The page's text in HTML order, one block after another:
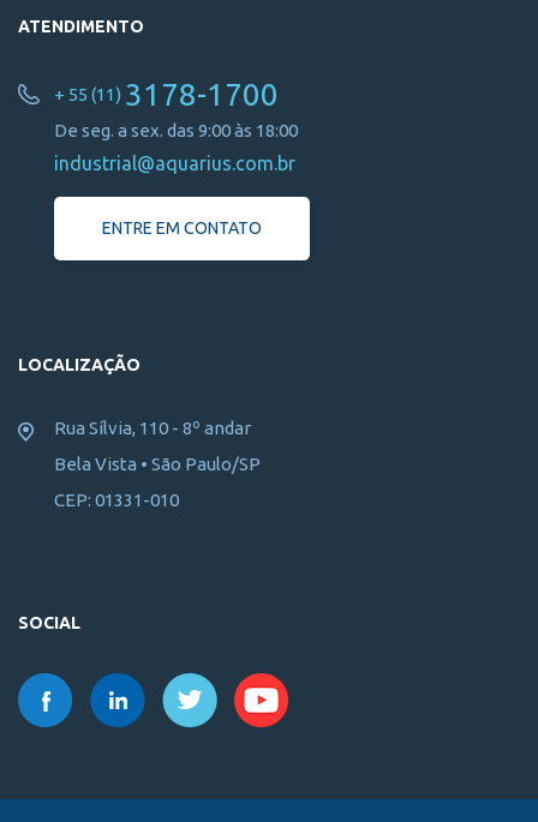
ATENDIMENTO
+ 55 (11) 3178-1700
De seg. a sex. das 9:00 às 18:00
industrial@aquarius.com.br
ENTRE EM CONTATO
LOCALIZAÇÃO
Rua Sílvia, 110 - 8º andar
Bela Vista • São Paulo/SP
CEP: 01331-010
SOCIAL